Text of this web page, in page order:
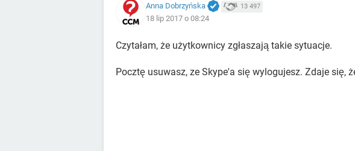
Anna Dobrzyńska 13 497
18 lip 2017 o 08:24
Czytałam, że użytkownicy zgłaszają takie sytuacje.
Pocztę usuwasz, ze Skype'a się wylogujesz. Zdaje się,